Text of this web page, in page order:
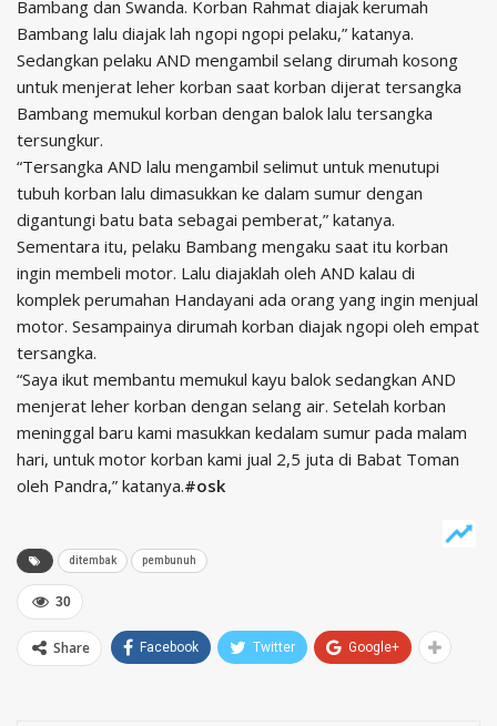
Bambang dan Swanda. Korban Rahmat diajak kerumah
Bambang lalu diajak lah ngopi ngopi pelaku,” katanya.
Sedangkan pelaku AND mengambil selang dirumah kosong
untuk menjerat leher korban saat korban dijerat tersangka
Bambang memukul korban dengan balok lalu tersangka
tersungkur.
“Tersangka AND lalu mengambil selimut untuk menutupi
tubuh korban lalu dimasukkan ke dalam sumur dengan
digantungi batu bata sebagai pemberat,” katanya.
Sementara itu, pelaku Bambang mengaku saat itu korban
ingin membeli motor. Lalu diajaklah oleh AND kalau di
komplek perumahan Handayani ada orang yang ingin menjual
motor. Sesampainya dirumah korban diajak ngopi oleh empat
tersangka.
“Saya ikut membantu memukul kayu balok sedangkan AND
menjerat leher korban dengan selang air. Setelah korban
meninggal baru kami masukkan kedalam sumur pada malam
hari, untuk motor korban kami jual 2,5 juta di Babat Toman
oleh Pandra,” katanya.#osk
ditembak pembunuh
30
Share Facebook Twitter Google+